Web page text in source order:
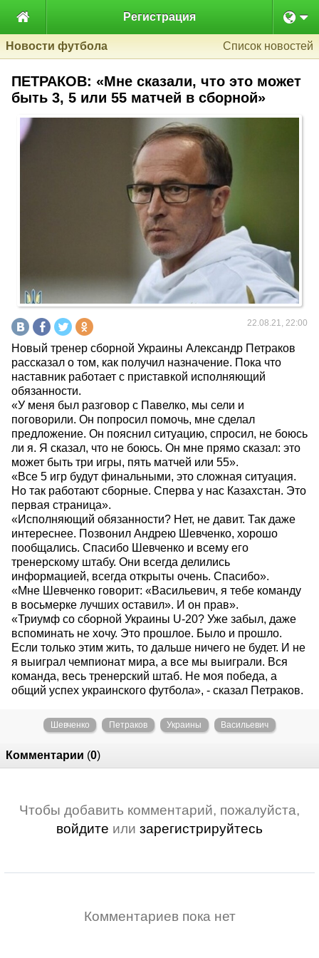
 Регистрация
Новости футбола Список новостей
ПЕТРАКОВ: «Мне сказали, что это может
быть 3, 5 или 55 матчей в сборной»
22.08.21, 22:00
Новый тренер сборной Украины Александр Петраков
рассказал о том, как получил назначение. Пока что
наставник работает с приставкой исполняющий
обязанности.
«У меня был разговор с Павелко, мы сели и
поговорили. Он попросил помочь, мне сделал
предложение. Он пояснил ситуацию, спросил, не боюсь
ли я. Я сказал, что не боюсь. Он мне прямо сказал: это
может быть три игры, пять матчей или 55».
«Все 5 игр будут финальными, это сложная ситуация.
Но так работают сборные. Сперва у нас Казахстан. Это
первая страница».
«Исполняющий обязанности? Нет, не давит. Так даже
интереснее. Позвонил Андрею Шевченко, хорошо
пообщались. Спасибо Шевченко и всему его
тренерскому штабу. Они всегда делились
информацией, всегда открыты очень. Спасибо».
«Мне Шевченко говорит: «Васильевич, я тебе команду
в восьмерке лучших оставил». И он прав».
«Триумф со сборной Украины U-20? Уже забыл, даже
вспоминать не хочу. Это прошлое. Было и прошло.
Если только этим жить, то дальше ничего не будет. И не
я выиграл чемпионат мира, а все мы выиграли. Вся
команда, весь тренерский штаб. Не моя победа, а
общий успех украинского футбола», - сказал Петраков.
Шевченко Петраков Украины Васильевич
Комментарии (0)
Чтобы добавить комментарий, пожалуйста,
войдите или зарегистрируйтесь
Комментариев пока нет